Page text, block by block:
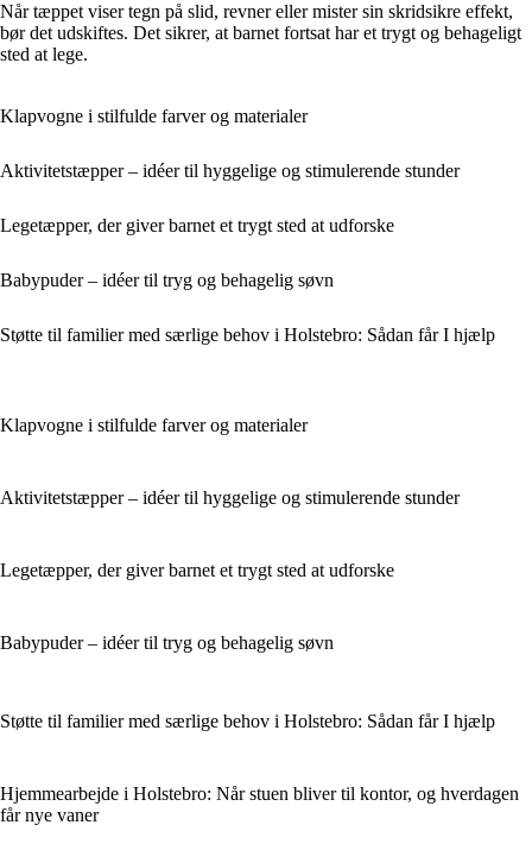
Når tæppet viser tegn på slid, revner eller mister sin skridsikre effekt,
bør det udskiftes. Det sikrer, at barnet fortsat har et trygt og behageligt
sted at lege.
Klapvogne i stilfulde farver og materialer
Aktivitetstæpper – idéer til hyggelige og stimulerende stunder
Legetæpper, der giver barnet et trygt sted at udforske
Babypuder – idéer til tryg og behagelig søvn
Støtte til familier med særlige behov i Holstebro: Sådan får I hjælp
Klapvogne i stilfulde farver og materialer
Aktivitetstæpper – idéer til hyggelige og stimulerende stunder
Legetæpper, der giver barnet et trygt sted at udforske
Babypuder – idéer til tryg og behagelig søvn
Støtte til familier med særlige behov i Holstebro: Sådan får I hjælp
Hjemmearbejde i Holstebro: Når stuen bliver til kontor, og hverdagen
får nye vaner